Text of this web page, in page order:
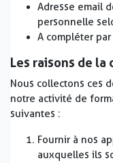
Adresse email
personnelle
A compléter
Les raisons de la
Nous collectons ces
notre activité de
suivantes :
Fournir à nos
auxquelles ils